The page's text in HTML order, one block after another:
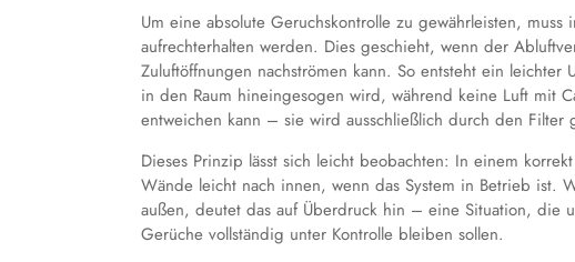
Um eine absolute Geruchskontrolle zu gewährleisten,
aufrechterhalten werden. Dies geschieht, wenn der
Zuluftöffnungen nachströmen kann. So entsteht ein
in den Raum hineingesogen wird, während keine Luft mit
entweichen kann – sie wird ausschließlich durch den Filter
Dieses Prinzip lässt sich leicht beobachten: In einem
Wände leicht nach innen, wenn das System in Betrieb ist.
außen, deutet das auf Überdruck hin – eine Situation, die
Gerüche vollständig unter Kontrolle bleiben sollen.